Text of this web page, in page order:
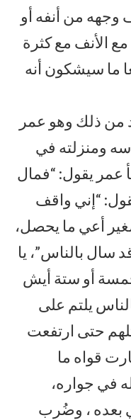
وجهه من أنفه أو
الأنف مع كثرة
ما سيشكون أنه
ذلك وهو عمر
ومنزلته في
عمر يقول: “فمال
“إني واقف
أعي ما يحصل،
سال بالناس”، يا
أو ستة أيش
يلتم على
حتى ارتفعت
قواه ما
في جواره،
بعده ، وضُرب